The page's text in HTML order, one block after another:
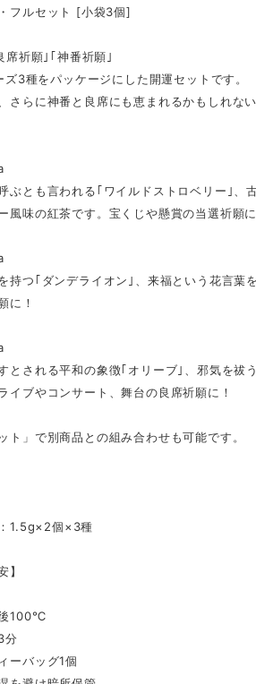
フルセット [小袋3個]
席祈願｣｢神番祈願｣
3種をパッケージにした開運セットです。
さらに神番と良席にも恵まれるかもしれない
ぶとも言われる｢ワイルドストロベリー｣
風味の紅茶です。宝くじや懸賞の当選祈願に
持つ｢ダンデライオン｣、来福という花言
に！
とされる平和の象徴｢オリーブ｣、邪気を祓
イブやコンサート、舞台の良席祈願に！
ト」で別商品との組み合わせも可能です。
1.5g×2個×3種
】
後100℃
分
ーバッグ1個